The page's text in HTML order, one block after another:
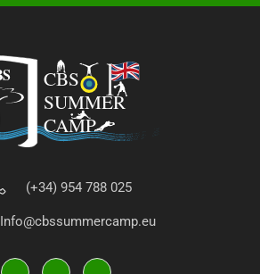
(+34) 954 788 025
Info@cbssummercamp.eu